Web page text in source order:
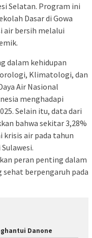
Selatan. Program ini
Dasar di Gowa
air bersih melalui
dalam kehidupan
Klimatologi, dan
Air Nasional
menghadapi
Selain itu, data dari
bahwa sekitar 3,28%
krisis air pada tahun
peran penting dalam
berpengaruh pada
Danone